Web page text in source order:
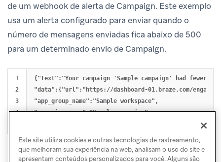
de um webhook de alerta de Campaign. Este exemplo
usa um alerta configurado para enviar quando o
número de mensagens enviadas fica abaixo de 500
para um determinado envio de Campaign.
1
2
3
4
{"text":"Your campaign 'Sample campaign' had fewer
"data":{"url":"https://dashboard-01.braze.com/
"app_group_name":"Sample workspace",
"campaign_name":"Sample campaign",
Este site utiliza cookies e outras tecnologias de rastreamento,
que melhoram sua experiência na web, analisam o uso do site e
apresentam conteúdos personalizados para você. Alguns são